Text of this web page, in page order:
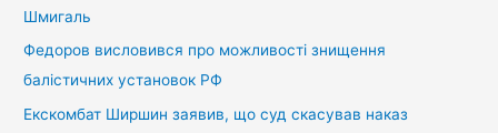
Шмигаль
Федоров висловився про можливості знищення
балістичних установок РФ
Екскомбат Ширшин заявив, що суд скасував наказ